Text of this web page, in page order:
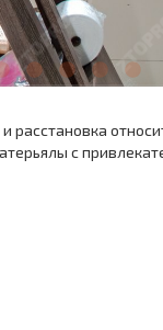
расстановка
с